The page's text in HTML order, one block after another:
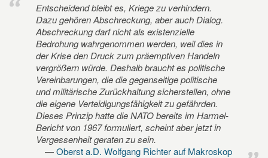
Entscheidend bleibt es, Kriege zu verhindern.
Dazu gehören Abschreckung, aber auch Dialog.
Abschreckung darf nicht als existenzielle
Bedrohung wahrgenommen werden, weil dies in
der Krise den Druck zum präemptiven Handeln
vergrößern würde. Deshalb braucht es politische
Vereinbarungen, die die gegenseitige politische
und militärische Zurückhaltung sicherstellen, ohne
die eigene Verteidigungsfähigkeit zu gefährden.
Dieses Prinzip hatte die NATO bereits im Harmel-
Bericht von 1967 formuliert, scheint aber jetzt in
Vergessenheit geraten zu sein.
Oberst a.D. Wolfgang Richter auf Makroskop